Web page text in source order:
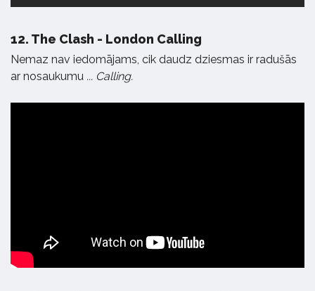
12. The Clash - London Calling
Nemaz nav iedomājams, cik daudz dziesmas ir radušās
ar nosaukumu ... Calling.